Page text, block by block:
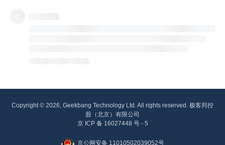
Copyright © 2026, Geekbang Technology Ltd. All rights reserved. 极客邦控
股（北京）有限公司
京 ICP 备 16027448 号 - 5
京公网安备 11010502039052号